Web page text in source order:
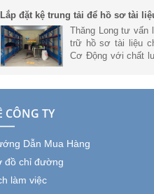
Hòa Long An.
Lắp đặt kệ trung tải để hồ sơ tài
Sát Cơ Động
Thăng Long tư vấn
trữ hồ sơ tài liệu
Cơ Động với chất
CÔNG TY
Dẫn Mua Hàng
đồ chỉ đường
làm việc